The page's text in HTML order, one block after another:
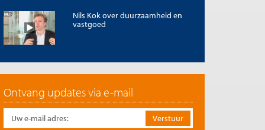
Nils Kok over duurzaamheid en
vastgoed
Ontvang updates via e-mail